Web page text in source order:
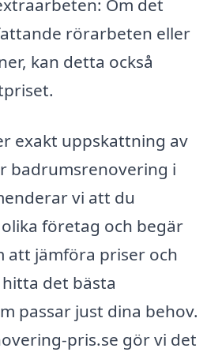
Om det
rörarbeten eller
kan detta också
exakt uppskattning av
badrumsrenovering i
vi att du
företag och begär
att jämföra priser och
det bästa
passar just dina behov.
pris.se gör vi det